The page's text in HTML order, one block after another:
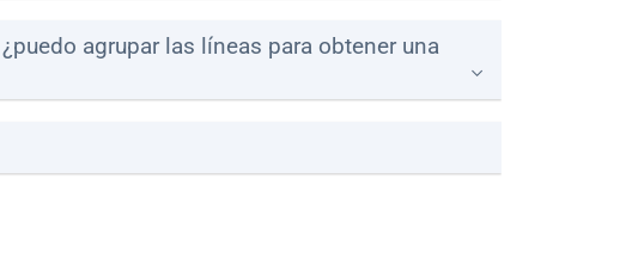
agrupar las líneas para obtener una